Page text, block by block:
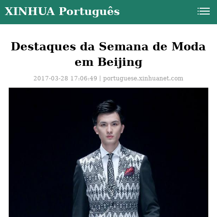
XINHUA Português
Destaques da Semana de Moda
em Beijing
2017-03-28 17:06:49丨portuguese.xinhuanet.com